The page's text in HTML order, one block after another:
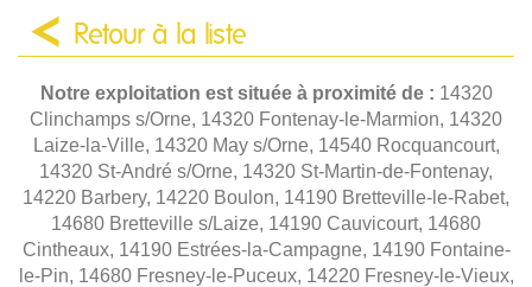
Retour à la liste
Notre exploitation est située à proximité de : 14320
Clinchamps s/Orne, 14320 Fontenay-le-Marmion, 14320
Laize-la-Ville, 14320 May s/Orne, 14540 Rocquancourt,
14320 St-André s/Orne, 14320 St-Martin-de-Fontenay,
14220 Barbery, 14220 Boulon, 14190 Bretteville-le-Rabet,
14680 Bretteville s/Laize, 14190 Cauvicourt, 14680
Cintheaux, 14190 Estrées-la-Campagne, 14190 Fontaine-
le-Pin, 14680 Fresney-le-Puceux, 14220 Fresney-le-Vieux,